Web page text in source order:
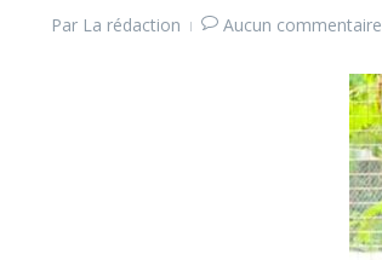
Par La rédaction Aucun commentaire